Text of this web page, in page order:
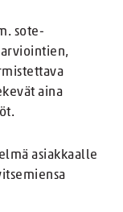
sote-
arviointien,
aina
asiakkaalle